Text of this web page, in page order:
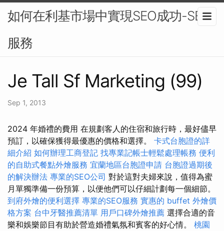
如何在利基市場中實現SEO成功-SEO
服務
Je Tall Sf Marketing (99)
Sep 1, 2013
2024 年婚禮的費用 在規劃客人的住宿和旅行時，最好儘早
預訂，以確保獲得最優惠的價格和選擇。 卡式台胞證的詳
細介紹 如何辦理工商登記 找專業記帳士輕鬆處理帳務 便利
的自助式餐點外燴服務 宜蘭地區台胞證申請 台胞證過期後
的解決辦法 專業的SEO公司 對於這對夫婦來說，值得為蜜
月單獨準備一份預算，以便他們可以仔細計劃每一個細節。
到府外燴的便利選擇 專業的SEO服務 實惠的 buffet 外燴價
格方案 台中牙醫推薦清單 用戶口碑外燴推薦 選擇合適的音
樂和娛樂節目有助於營造婚禮氣氛和賓客的好心情。 桃園